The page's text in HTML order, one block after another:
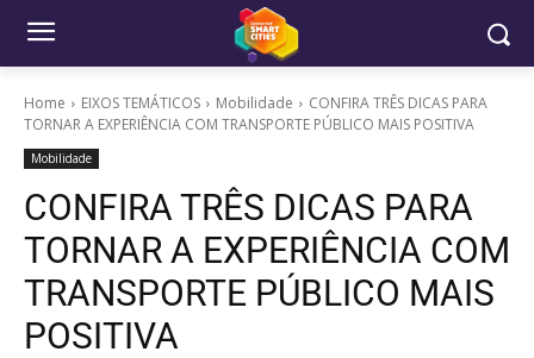
Home EIXOS TEMÁTICOS Mobilidade
CONFIRA TRÊS DICAS PARA
TORNAR A EXPERIÊNCIA COM TRANSPORTE PÚBLICO MAIS POSITIVA
Mobilidade
CONFIRA TRÊS DICAS PARA
TORNAR A EXPERIÊNCIA COM
TRANSPORTE PÚBLICO MAIS
POSITIVA